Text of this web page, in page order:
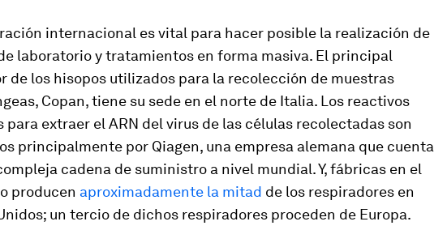
internacional es vital para hacer posible la realización de
laboratorio y tratamientos en forma masiva. El principal
de los hisopos utilizados para la recolección de muestras
Copan, tiene su sede en el norte de Italia. Los reactivos
para extraer el ARN del virus de las células recolectadas son
principalmente por Qiagen, una empresa alemana que cuenta
cadena de suministro a nivel mundial. Y, fábricas en el
producen aproximadamente la mitad de los respiradores en
un tercio de dichos respiradores proceden de Europa.